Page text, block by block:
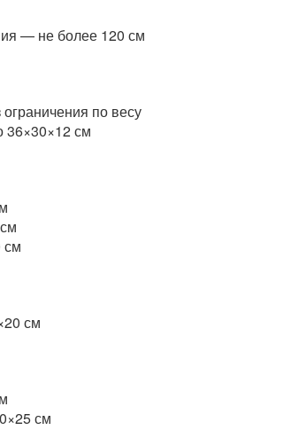
— не более 120 см
по весу
36×30×12 см
см
см
см